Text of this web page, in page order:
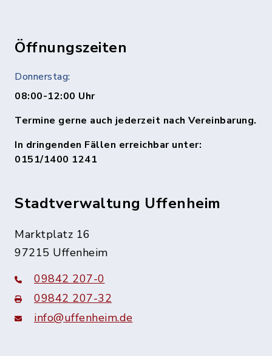
Öffnungszeiten
Donnerstag:
08:00-12:00 Uhr
Termine gerne auch jederzeit nach Vereinbarung.
In dringenden Fällen erreichbar unter:
0151/1400 1241
Stadtverwaltung Uffenheim
Marktplatz 16
97215 Uffenheim
09842 207-0
09842 207-32
info@uffenheim.de